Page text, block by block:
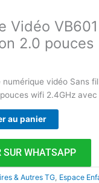
Vidéo
2.0 pouces
numérique vidéo Sans
wifi 2.4GHz
au panier
SUR WHATSAPP
& Autres TG, Espace